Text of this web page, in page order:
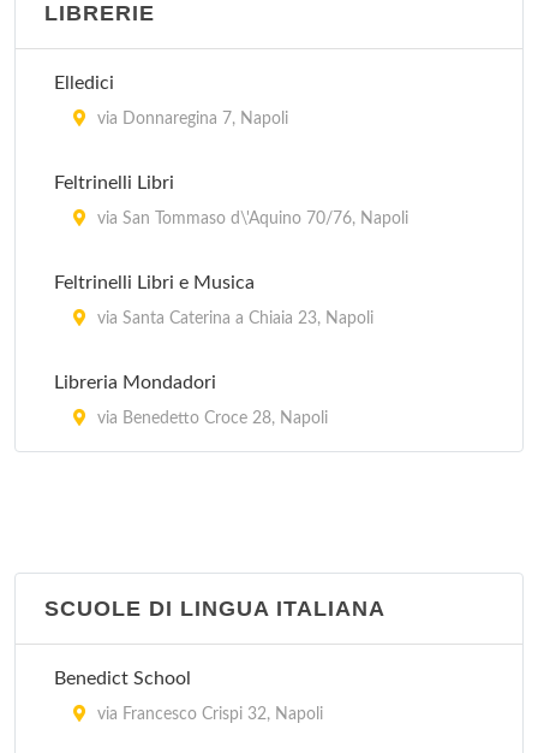
LIBRERIE
Elledici
via Donnaregina 7, Napoli
Feltrinelli Libri
via San Tommaso d\'Aquino 70/76, Napoli
Feltrinelli Libri e Musica
via Santa Caterina a Chiaia 23, Napoli
Libreria Mondadori
via Benedetto Croce 28, Napoli
SCUOLE DI LINGUA ITALIANA
Benedict School
via Francesco Crispi 32, Napoli